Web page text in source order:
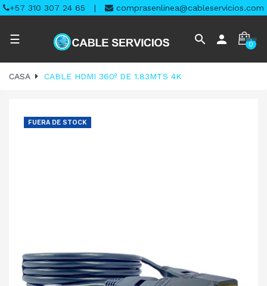
+57 310 307 24 65 | comprasenlinea@cableservicios.com
Navegación
palanca
☰ search person 0
CASA CABLE HDMI 360º DE 1.83MTS 4K
FUERA DE STOCK